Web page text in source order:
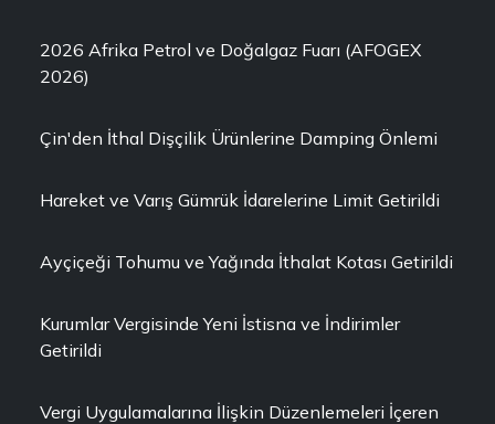
2026 Afrika Petrol ve Doğalgaz Fuarı (AFOGEX
2026)
Çin'den İthal Dişçilik Ürünlerine Damping Önlemi
Hareket ve Varış Gümrük İdarelerine Limit Getirildi
Ayçiçeği Tohumu ve Yağında İthalat Kotası Getirildi
Kurumlar Vergisinde Yeni İstisna ve İndirimler
Getirildi
Vergi Uygulamalarına İlişkin Düzenlemeleri İçeren